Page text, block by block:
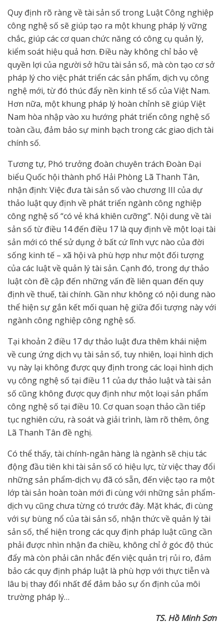
Quy định rõ ràng về tài sản số trong Luật Công nghiệp
công nghệ số sẽ giúp tạo ra một khung pháp lý vững
chắc, giúp các cơ quan chức năng có công cụ quản lý,
kiểm soát hiệu quả hơn. Điều này không chỉ bảo vệ
quyền lợi của người sở hữu tài sản số, mà còn tạo cơ sở
pháp lý cho việc phát triển các sản phẩm, dịch vụ công
nghệ mới, từ đó thúc đẩy nền kinh tế số của Việt Nam.
Hơn nữa, một khung pháp lý hoàn chỉnh sẽ giúp Việt
Nam hòa nhập vào xu hướng phát triển công nghệ số
toàn cầu, đảm bảo sự minh bạch trong các giao dịch tài
chính số.
Tương tự, Phó trưởng đoàn chuyên trách Đoàn Đại
biểu Quốc hội thành phố Hải Phòng Lã Thanh Tân,
nhận định: Việc đưa tài sản số vào chương III của dự
thảo luật quy định về phát triển ngành công nghiệp
công nghệ số “có vẻ khá khiên cưỡng”. Nội dung về tài
sản số từ điều 14 đến điều 17 là quy định về một loại tài
sản mới có thể sử dụng ở bất cứ lĩnh vực nào của đời
sống kinh tế – xã hội và phù hợp như một đối tượng
của các luật về quản lý tài sản. Cạnh đó, trong dự thảo
luật còn đề cập đến những vấn đề liên quan đến quy
định về thuế, tài chính. Gần như không có nội dung nào
thể hiện sự gắn kết mối quan hệ giữa đối tượng này với
ngành công nghiệp công nghệ số.
Tại khoản 2 điều 17 dự thảo luật đưa thêm khái niệm
về cung ứng dịch vụ tài sản số, tuy nhiên, loại hình dịch
vụ này lại không được quy định trong các loại hình dịch
vụ công nghệ số tại điều 11 của dự thảo luật và tài sản
số cũng không được quy định như một loại sản phẩm
công nghệ số tại điều 10. Cơ quan soạn thảo cần tiếp
tục nghiên cứu, rà soát và giải trình, làm rõ thêm, ông
Lã Thanh Tân đề nghị.
Có thể thấy, tài chính-ngân hàng là ngành sẽ chịu tác
động đầu tiên khi tài sản số có hiệu lực, từ việc thay đổi
những sản phẩm-dịch vụ đã có sẵn, đến việc tạo ra một
lớp tài sản hoàn toàn mới đi cùng với những sản phẩm-
dịch vụ cũng chưa từng có trước đây. Mặt khác, đi cùng
với sự bùng nổ của tài sản số, nhận thức về quản lý tài
sản số, thể hiện trong các quy định pháp luật cũng cần
phải được nhìn nhận đa chiều, không chỉ ở góc độ thúc
đẩy mà còn phải cân nhắc đến việc quản trị rủi ro, đảm
bảo các quy định pháp luật là phù hợp với thực tiễn và
lâu bị thay đổi nhất để đảm bảo sự ổn định của môi
trường pháp lý…
TS. Hồ Minh Sơn